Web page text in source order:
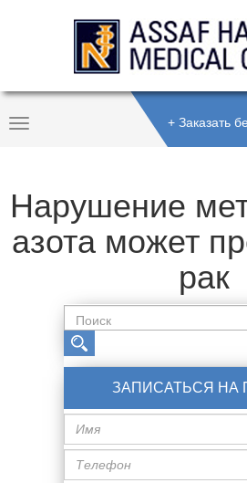
Toggle
+ Заказать
Нарушение
азота может
рак
ЗАПИСАТЬСЯ НА
Имя
Телефон